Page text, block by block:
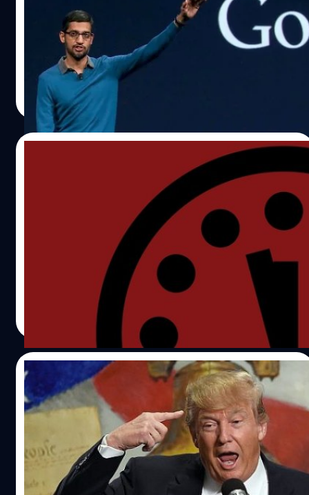
Uber CEO Travis Kalanick speaks to students
interaction at the Indian Institute of Technology
campus in Mumbai, India, January 19, 2016.
REUTERS/Danish Siddiqui - RTX231O8
ในช่วงสัปดาห์ที่ผ่านมา ซีอีโอบริษัเทคโนโลยียักษ์ใหญ่อย่าง
Google, Apple, Facebook และ Airbnb ต่างแสดงความคิด
เห็นต่อคำสั่งกที่ Donald Trump ได้เซ็นต์ไปเพื่อเป็นการสั่ง
ห้ามประเทศมุสลิม 7 ประเทศเดินทางเข้าประเทศสหรัฐอเมริกา
เป็นเวลา 90 วัน ได้อย่างน่าสนใจ
ปรีดี ฤกษ์วลีกุล| 3474 days ago
Read More
“นาฬิกาวันสิ้นโลก” : อีก 2.30 นาที จะถึง “วัน
เมื่อวันที่ 26 มกราคม 2017 ที่ผ่านมา Bulletin of Atomsic
Scientits ได้เลื่อนเข็มยาวของ "นาฬิกาวันสิ้นโลก" ไปอีก ทำให้
เหลือเวลาเพียงแค่ 2 นาทีครึ่ง ก่อนที่จะถึงเที่ยงคืน ซึ่งก็คือจุด
ทำลายล้างของมนุษยขาติ
| 3476 days ago
02/01/2017
โดนัลด์ ทรัมป์ บอก “คอมพิวเตอร์ไม่ปลอดภัย”
ขอใช้ “คนนำสาส์น” แทนดีกว่า
ช่วงนี้ได้มีข่าวการแฮกข้อมูลอยู่บ่อยครั้ง ล่าสุด Associated
Press ได้รายงานว่า นายโดนัลด์ ทรัมป์ ได้กล่าวถึงการติดต่อ
สื่อสารในปัจจุบันด้วยแนวคิดที่ต่างออกไป